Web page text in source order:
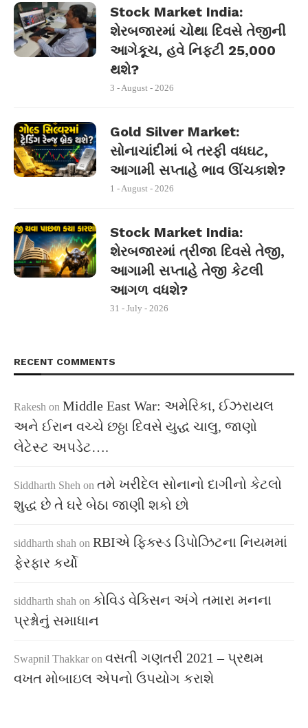
Stock Market India:
શેરબજારમાં ચોથા દિવસે તેજીની
આગેકૂચ, હવે નિફ્ટી 25,000
થશે?
3 - August - 2026
Gold Silver Market:
સોનાચાંદીમાં બે તરફી વધઘટ,
આગામી સપ્તાહે ભાવ ઊંચકાશે?
1 - August - 2026
Stock Market India:
શેરબજારમાં ત્રીજા દિવસે તેજી,
આગામી સપ્તાહે તેજી કેટલી
આગળ વધશે?
31 - July - 2026
RECENT COMMENTS
Rakesh on Middle East War: અમેરિકા, ઈઝરાયલ
અને ઈરાન વચ્ચે છઠ્ઠા દિવસે યુદ્ધ ચાલુ, જાણો
લેટેસ્ટ અપડેટ….
Siddharth Sheh on તમે ખરીદેલ સોનાનો દાગીનો કેટલો
શુદ્ધ છે તે ઘરે બેઠા જાણી શકો છો
siddharth shah on RBIએ ફિક્સ્ડ ડિપોઝિટના નિયમમાં
ફેરફાર કર્યો
siddharth shah on કોવિડ વેક્સિન અંગે તમારા મનના
પ્રશ્નોનું સમાધાન
Swapnil Thakkar on વસતી ગણતરી 2021 – પ્રથમ
વખત મોબાઇલ એપનો ઉપયોગ કરાશે